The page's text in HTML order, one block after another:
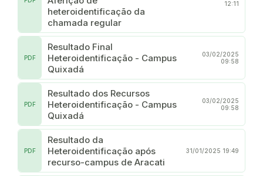
heteroidentificação da
chamada regular
12:11
Resultado Final
Heteroidentificação - Campus
Quixadá
PDF
03/02/2025
09:58
Resultado dos Recursos
Heteroidentificação - Campus
Quixadá
PDF
03/02/2025
09:58
Resultado da
Heteroidentificação após
recurso-campus de Aracati
PDF 31/01/2025 19:49